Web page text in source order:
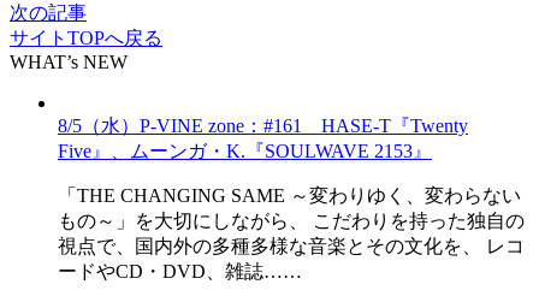
次の記事
サイトTOPへ戻る
WHAT’s NEW
8/5（水）P-VINE zone：#161 HASE-T『Twenty
Five』、ムーンガ・K.『SOULWAVE 2153』
「THE CHANGING SAME ～変わりゆく、変わらない
もの～」を大切にしながら、 こだわりを持った独自の
視点で、国内外の多種多様な音楽とその文化を、 レコ
ードやCD・DVD、雑誌……